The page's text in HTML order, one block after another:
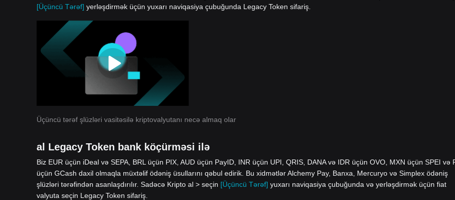
[Üçüncü Tərəf] yerləşdirmək üçün yuxarı naviqasiya çubuğunda Legacy Token sifariş.
Üçüncü tərəf şlüzləri vasitəsilə kriptovalyutanı necə almaq olar
al Legacy Token bank köçürməsi ilə
Biz EUR üçün iDeal və SEPA, BRL üçün PIX, AUD üçün PayID, INR üçün UPI, QRIS, DANA və IDR üçün OVO, MXN üçün SPEI və
üçün GCash daxil olmaqla müxtəlif ödəniş üsullarını qəbul edirik. Bu xidmətlər Alchemy Pay, Banxa, Mercuryo və Simplex ödəniş
şlüzləri tərəfindən asanlaşdırılır. Sadəcə Kripto al > seçin [Üçüncü Tərəf] yuxarı naviqasiya çubuğunda və yerləşdirmək üçün fiat
valyuta seçin Legacy Token sifariş.